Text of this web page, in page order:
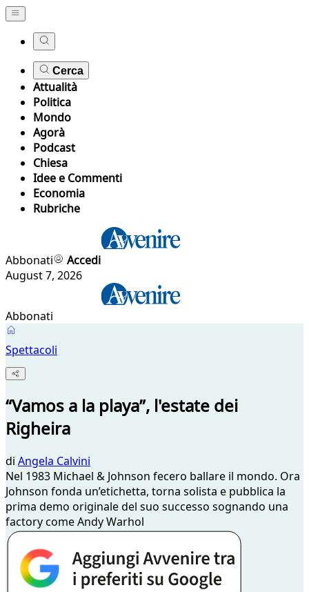
Cerca
Attualità
Politica
Mondo
Agorà
Podcast
Chiesa
Idee e Commenti
Economia
Rubriche
Abbonati
Accedi
August 7, 2026
Abbonati
Spettacoli
“Vamos a la playa”, l'estate dei
Righeira
di Angela Calvini
Nel 1983 Michael & Johnson fecero ballare il mondo. Ora
Johnson fonda un’etichetta, torna solista e pubblica la
prima demo originale del suo successo sognando una
factory come Andy Warhol